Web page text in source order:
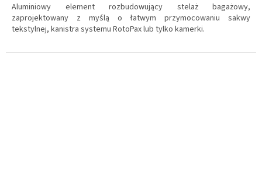
Aluminiowy element rozbudowujący stelaż bagażowy,
zaprojektowany z myślą o łatwym przymocowaniu sakwy
tekstylnej, kanistra systemu RotoPax lub tylko kamerki.